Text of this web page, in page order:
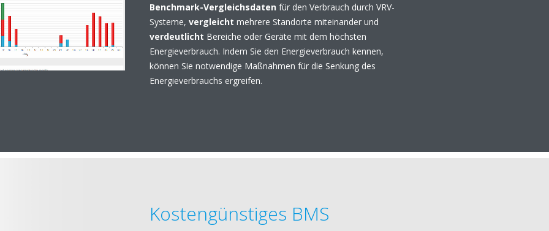
Benchmark-Vergleichsdaten für den Verbrauch durch VRV-
Systeme, vergleicht mehrere Standorte miteinander und
verdeutlicht Bereiche oder Geräte mit dem höchsten
Energieverbrauch. Indem Sie den Energieverbrauch kennen,
können Sie notwendige Maßnahmen für die Senkung des
Energieverbrauchs ergreifen.
Kostengünstiges BMS